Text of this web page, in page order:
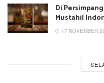
Di
Mustahil
17 NOVEMBER